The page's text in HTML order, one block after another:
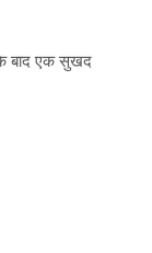
बाद एक सुखद